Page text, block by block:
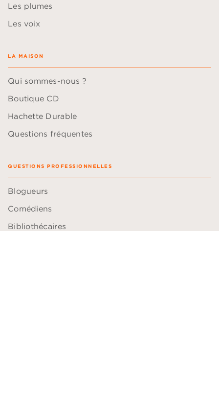
Les plumes
Les voix
LA MAISON
Qui sommes-nous ?
Boutique CD
Hachette Durable
Questions fréquentes
QUESTIONS PROFESSIONNELLES
Blogueurs
Comédiens
Bibliothécaires